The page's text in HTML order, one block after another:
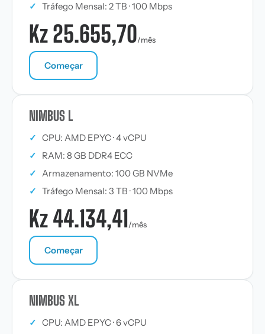
✓ Tráfego Mensal: 2 TB · 100 Mbps
Kz 25.655,70/mês
Começar
NIMBUS L
✓ CPU: AMD EPYC · 4 vCPU
✓
RAM: 8 GB DDR4 ECC
✓ Armazenamento: 100 GB NVMe
✓ Tráfego Mensal: 3 TB · 100 Mbps
Kz 44.134,41/mês
Começar
NIMBUS XL
✓ CPU: AMD EPYC · 6 vCPU